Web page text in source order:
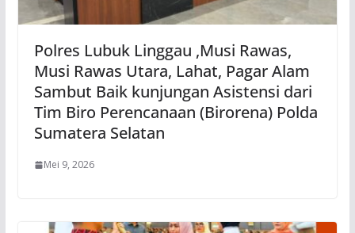
Polres Lubuk Linggau ,Musi Rawas,
Musi Rawas Utara, Lahat, Pagar Alam
Sambut Baik kunjungan Asistensi dari
Tim Biro Perencanaan (Birorena) Polda
Sumatera Selatan
Mei 9, 2026